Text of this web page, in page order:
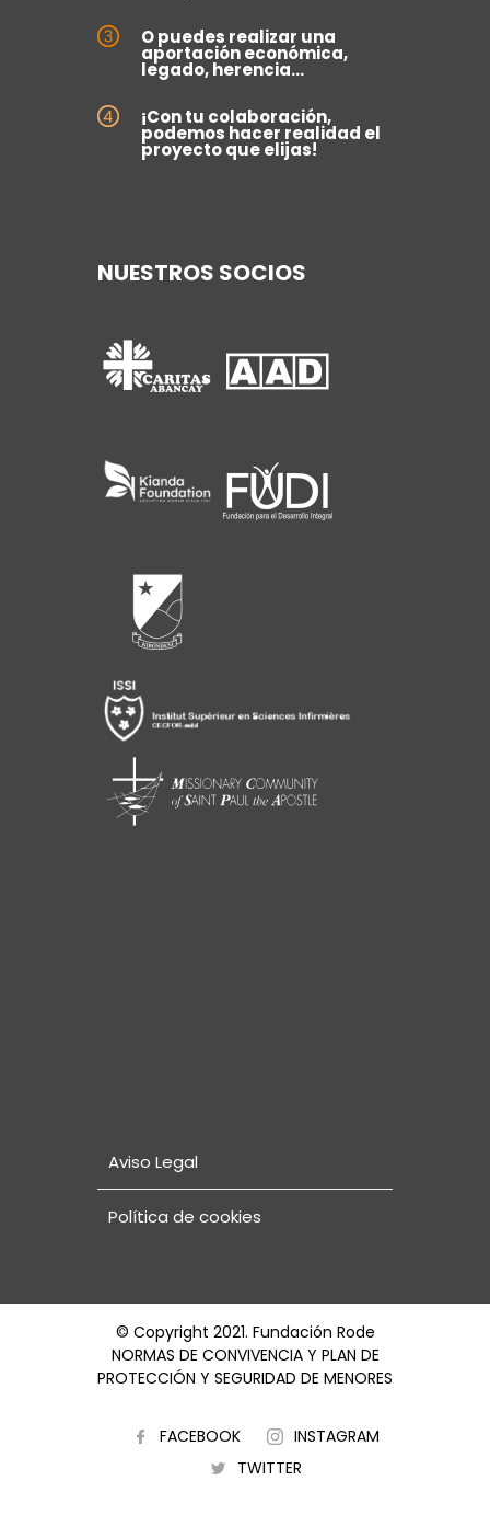
O puedes realizar una
aportación económica,
legado, herencia...
¡Con tu colaboración,
podemos hacer realidad el
proyecto que elijas!
NUESTROS SOCIOS
Aviso Legal
Política de cookies
© Copyright 2021. Fundación Rode
NORMAS DE CONVIVENCIA Y PLAN DE
PROTECCIÓN Y SEGURIDAD DE MENORES
FACEBOOK
INSTAGRAM
TWITTER